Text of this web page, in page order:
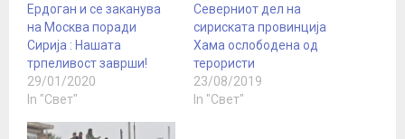
Ердоган и се заканува
на Москва поради
Сирија : Нашата
трпеливост заврши!
29/01/2020
In "Свет"
Северниот дел на
сириската провинција
Хама ослободена од
терористи
23/08/2019
In "Свет"